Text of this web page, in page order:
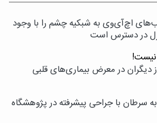
اچ‌آی‌وی به شبکیه چشم را با وجود
در دسترس است
نیست!
دیگران در معرض بیماری‌های قلبی
سرطان با جراحی پیشرفته در پژوهشگاه